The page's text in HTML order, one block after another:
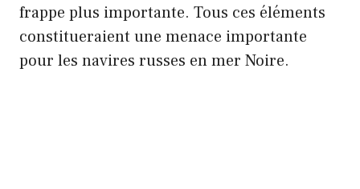
frappe plus importante. Tous ces éléments
constitueraient une menace importante
pour les navires russes en mer Noire.